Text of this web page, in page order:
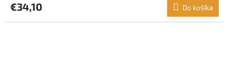
€34,10 Do košíka